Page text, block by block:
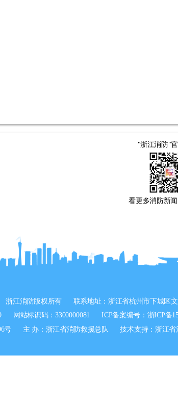
"浙江消防"
看更多消防新
浙江消防版权所有
联系地址：浙江省杭州市下城区
网站标识码：3300000081 ICP备案编号： 浙ICP备
号 主 办：浙江省消防救援总队 技术支持：浙江省